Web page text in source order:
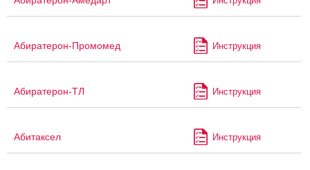
Абиратерон-Промомед Инструкция
Абиратерон-ТЛ Инструкция
Абитаксел Инструкция